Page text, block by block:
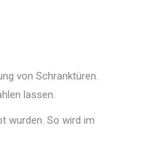
von Schranktüren.
lassen.
wurden. So wird im